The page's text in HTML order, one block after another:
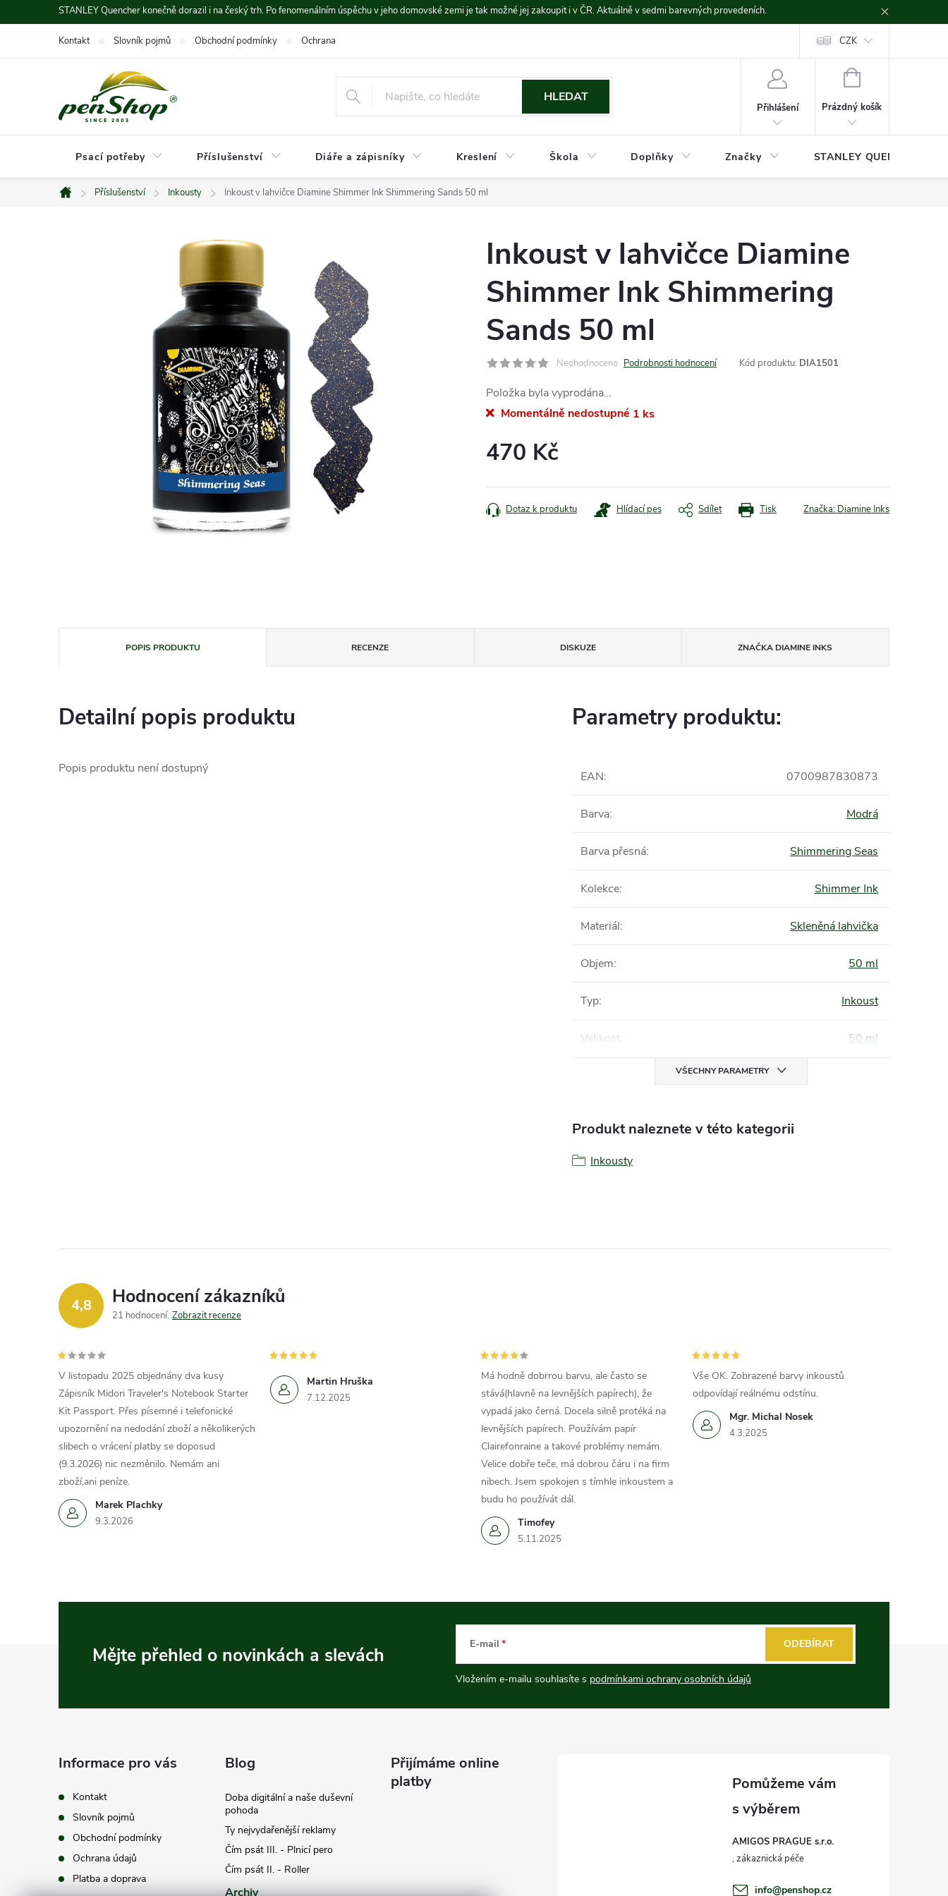
na
STANLEY Quencher konečně dorazil i na český trh. Po fenomenálním úspěchu v jeho domovské zemi je tak možné jej zakoupit i v ČR. Aktuálně v sedmi barevných provedeních.
Kontakt Slovník pojmů Obchodní podmínky Ochrana údajů CZK
HLEDAT
Přihlášení
NÁKUPNÍ
Prázdný košík
Psací potřeby Příslušenství Diáře a zápisníky Kreslení Škola Doplňky Značky STANLEY QUENCHER
Domů
Příslušenství Inkousty Inkoust v lahvičce Diamine Shimmer Ink Shimmering Sands 50 ml
Inkoust v lahvičce Diamine
Shimmer Ink Shimmering
Sands 50 ml
Neohodnoceno Podrobnosti hodnocení Kód produktu: DIA1501
Položka byla vyprodána…
Momentálně nedostupné 1 ks
470 Kč
cena:
Tisk
Dotaz k produktu Hlídací pes Sdílet Značka: Diamine Inks
POPIS PRODUKTU RECENZE DISKUZE ZNAČKA DIAMINE INKS
Detailní popis produktu
Popis produktu není dostupný
Parametry produktu:
EAN: 0700987830873
Barva: Modrá
Barva přesná: Shimmering Seas
Kolekce: Shimmer Ink
Materiál: Skleněná lahvička
Objem: 50 ml
Typ: Inkoust
Velikost: 50 ml
VŠECHNY PARAMETRY
Produkt naleznete v této kategorii
Inkousty
4,8 Hodnocení zákazníků
21 hodnocení Zobrazit recenze
Marek Plachky
9.3.2026
V listopadu 2025 objednány dva kusy
Zápisník Midori Traveler's Notebook Starter
Kit Passport. Přes písemné i telefonické
upozornění na nedodání zboží a několikerých
slibech o vrácení platby se doposud
(9.3.2026) nic nezměnilo. Nemám ani
zboží,ani peníze.
Martin Hruška
7.12.2025
Timofey
5.11.2025
Má hodně dobrrou barvu, ale často se
stává(hlavně na levnějších papírech), že
vypadá jako černá. Docela silně protéká na
levnějších papírech. Používám papír
Clairefonraine a takové problémy nemám.
Velice dobře teče, má dobrou čáru i na firm
nibech. Jsem spokojen s tímhle inkoustem a
budu ho používát dál.
Mgr. Michal Nosek
4.3.2025
Vše OK. Zobrazené barvy inkoustů
odpovídají reálnému odstínu.
Mějte přehled o novinkách a slevách E-mail
Vložením e-mailu souhlasíte s podmínkami ochrany osobních údajů
ODEBÍRAT
Informace pro vás
Kontakt
Slovník pojmů
Obchodní podmínky
Ochrana údajů
Platba a doprava
Blog
Doba digitální a naše duševní
pohoda
Ty nejvydařenější reklamy
Čím psát III. - Plnicí pero
Čím psát II. - Roller
Archiv
Přijímáme online
platby
AMIGOS PRAGUE s.r.o.
info@penshop.cz